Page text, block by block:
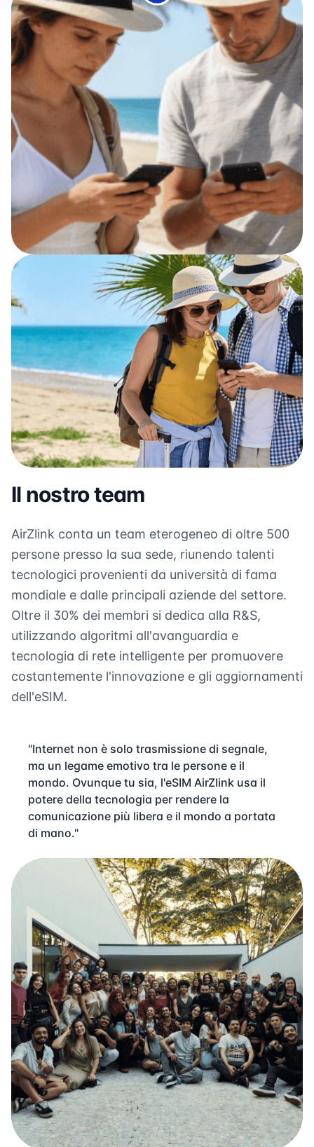
Il nostro team
AirZlink conta un team eterogeneo di oltre 500
persone presso la sua sede, riunendo talenti
tecnologici provenienti da università di fama
mondiale e dalle principali aziende del settore.
Oltre il 30% dei membri si dedica alla R&S,
utilizzando algoritmi all'avanguardia e
tecnologia di rete intelligente per promuovere
costantemente l'innovazione e gli aggiornamenti
dell'eSIM.
"Internet non è solo trasmissione di segnale,
ma un legame emotivo tra le persone e il
mondo. Ovunque tu sia, l'eSIM AirZlink usa il
potere della tecnologia per rendere la
comunicazione più libera e il mondo a portata
di mano."